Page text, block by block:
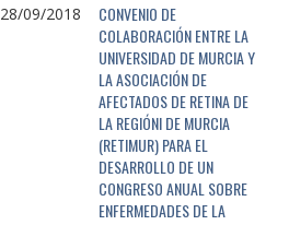
28/09/2018
CONVENIO DE
COLABORACIÓN ENTRE LA
UNIVERSIDAD DE MURCIA Y
LA ASOCIACIÓN DE
AFECTADOS DE RETINA DE
LA REGIÓNI DE MURCIA
(RETIMUR) PARA EL
DESARROLLO DE UN
CONGRESO ANUAL SOBRE
ENFERMEDADES DE LA